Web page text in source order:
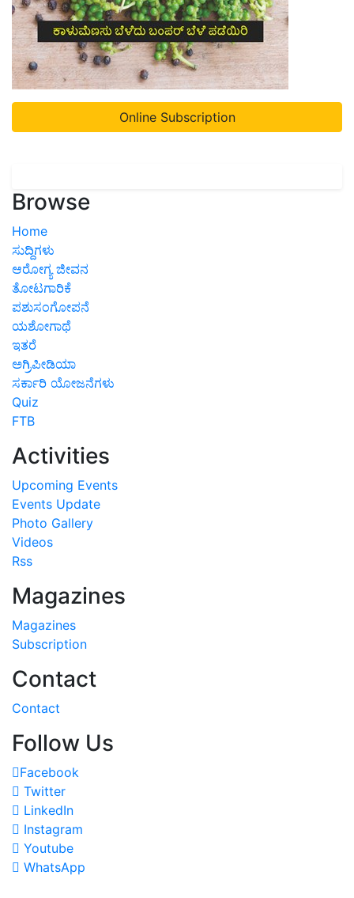
Online Subscription
Browse
Home
ಸುದ್ದಿಗಳು
ಆರೋಗ್ಯ ಜೀವನ
ತೋಟಗಾರಿಕೆ
ಪಶುಸಂಗೋಪನೆ
ಯಶೋಗಾಥೆ
ಇತರೆ
ಅಗ್ರಿಪೀಡಿಯಾ
ಸರ್ಕಾರಿ ಯೋಜನೆಗಳು
Quiz
FTB
Activities
Upcoming Events
Events Update
Photo Gallery
Videos
Rss
Magazines
Magazines
Subscription
Contact
Contact
Follow Us
Facebook
Twitter
LinkedIn
Instagram
Youtube
WhatsApp